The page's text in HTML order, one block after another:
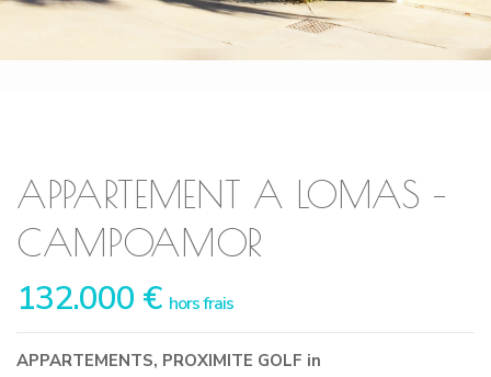
APPARTEMENT A LOMAS –
CAMPOAMOR
132.000 € hors frais
APPARTEMENTS, PROXIMITE GOLF in